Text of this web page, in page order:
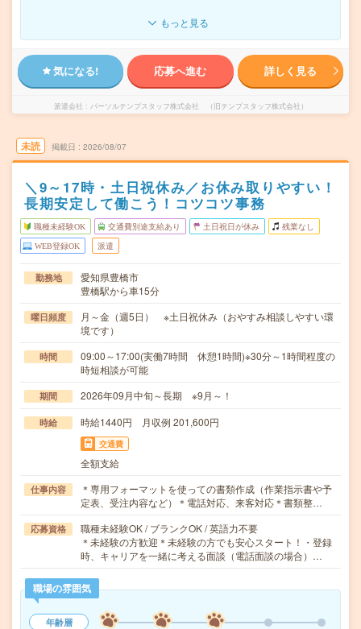
もっと見る
気になる! 応募へ進む 詳しく見る
派遣会社 パーソルテンプスタッフ株式会社 （旧テンプスタッフ株式会社）
未読 掲載日 2026/08/07
＼9～17時・土日祝休み／お休み取りやすい！
長期安定して働こう！コツコツ事務
職種未経験OK 交通費別途支給あり 土日祝日が休み 残業なし
WEB登録OK 派遣
勤務地
愛知県豊橋市
豊橋駅から車15分
曜日頻度
月～金（週5日） ※土日祝休み（おやすみ相談しやすい環
境です）
時間
09:00～17:00(実働7時間 休憩1時間)※30分～1時間程度の
時短相談が可能
期間 2026年09月中旬～長期 ※9月～！
時給 時給1440円 月収例 201,600円
交通費
全額支給
仕事内容
＊専用フォーマットを使っての書類作成（作業指示書や予
定表、受注内容など）＊電話対応、来客対応＊書類整…
応募資格
職種未経験OK / ブランクOK / 英語力不要
＊未経験の方歓迎＊未経験の方でも安心スタート！・登録
時、キャリアを一緒に考える面談（電話面談の場合）…
職場の雰囲気
年齢層